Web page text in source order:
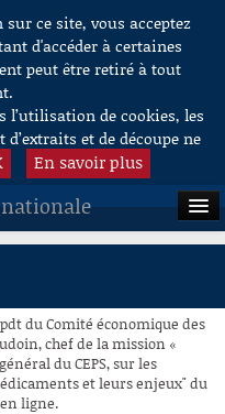
ce site, vous acceptez
d'accéder à certaines
peut être retiré à tout
l’utilisation de cookies, les
et de découpe ne
En savoir plus
pdt du Comité économique des
chef de la mission «
du CEPS, sur les
et leurs enjeux" du
ligne.